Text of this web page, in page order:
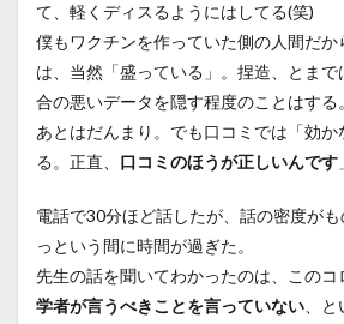
て、軽くディスるようにはしてる(笑)
僕もワクチンを作っていた側の人間だか
は、当然「盛っている」。捏造、とま
合の悪いデータを隠す程度のことはする
あとはだんまり。でも口コミでは「効
る。正直、 口コミのほうが正しいんです
電話で30分ほど話したが、話の密度が
っという間に時間が過ぎた。
先生の話を聞いてわかったのは、このコ
学者が言うべきことを言っていない 、